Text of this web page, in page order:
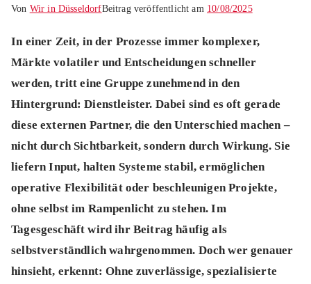
Von Wir in DüsseldorfBeitrag veröffentlicht am 10/08/2025
In einer Zeit, in der Prozesse immer komplexer,
Märkte volatiler und Entscheidungen schneller
werden, tritt eine Gruppe zunehmend in den
Hintergrund: Dienstleister. Dabei sind es oft gerade
diese externen Partner, die den Unterschied machen –
nicht durch Sichtbarkeit, sondern durch Wirkung. Sie
liefern Input, halten Systeme stabil, ermöglichen
operative Flexibilität oder beschleunigen Projekte,
ohne selbst im Rampenlicht zu stehen. Im
Tagesgeschäft wird ihr Beitrag häufig als
selbstverständlich wahrgenommen. Doch wer genauer
hinsieht, erkennt: Ohne zuverlässige, spezialisierte